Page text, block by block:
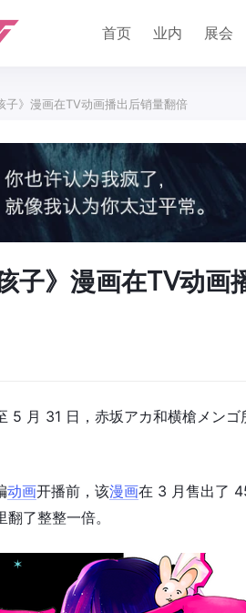
首页 业内 展会
子》漫画在TV动画播出后销量翻倍
子》漫画在TV动画
5 月 31 日，赤坂アカ和横槍メンゴ
动画开播前，该漫画在 3 月售出了
了整整一倍。